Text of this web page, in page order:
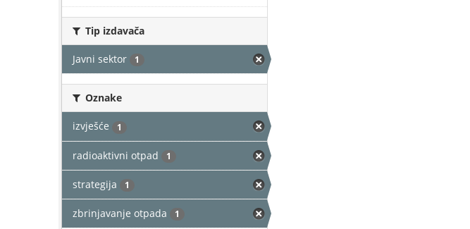
Tip izdavača
Javni sektor 1
Oznake
izvješće 1
radioaktivni otpad 1
strategija 1
zbrinjavanje otpada 1